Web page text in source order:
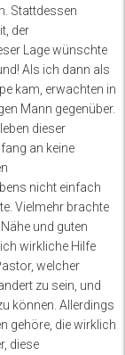
Stattdessen
der
Lage wünschte
Als ich dann als
kam, erwachten in
Mann gegenüber.
dieser
an keine
nicht einfach
Vielmehr brachte
und guten
wirkliche Hilfe
welcher
zu sein, und
können. Allerdings
gehöre, die wirklich
diese